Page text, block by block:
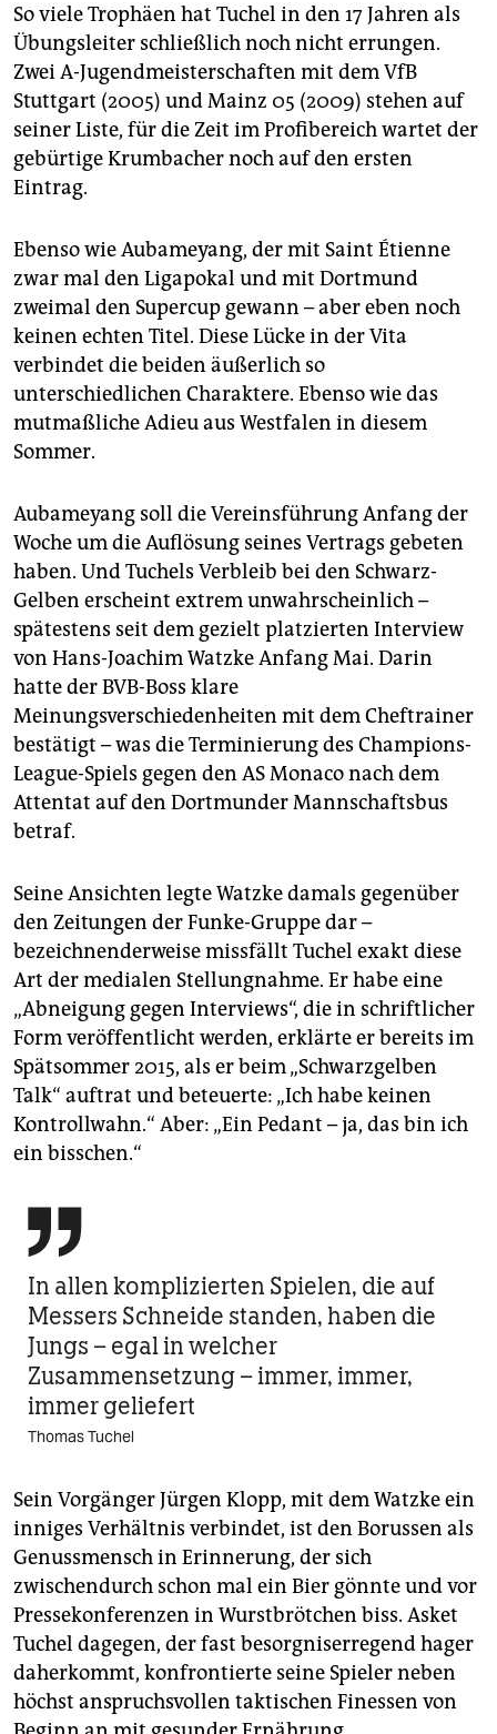
So viele Trophäen hat Tuchel in den 17 Jahren als
Übungsleiter schließlich noch nicht errungen.
Zwei A-Jugendmeisterschaften mit dem VfB
Stuttgart (2005) und Mainz 05 (2009) stehen auf
seiner Liste, für die Zeit im Profibereich wartet der
gebürtige Krumbacher noch auf den ersten
Eintrag.
Ebenso wie Aubameyang, der mit Saint Étienne
zwar mal den Ligapokal und mit Dortmund
zweimal den Supercup gewann – aber eben noch
keinen echten Titel. Diese Lücke in der Vita
verbindet die beiden äußerlich so
unterschiedlichen Charaktere. Ebenso wie das
mutmaßliche Adieu aus Westfalen in diesem
Sommer.
Aubameyang soll die Vereinsführung Anfang der
Woche um die Auflösung seines Vertrags gebeten
haben. Und Tuchels Verbleib bei den Schwarz-
Gelben erscheint extrem unwahrscheinlich –
spätestens seit dem gezielt platzierten Interview
von Hans-Joachim Watzke Anfang Mai. Darin
hatte der BVB-Boss klare
Meinungsverschiedenheiten mit dem Cheftrainer
bestätigt – was die Terminierung des Champions-
League-Spiels gegen den AS Monaco nach dem
Attentat auf den Dortmunder Mannschaftsbus
betraf.
Seine Ansichten legte Watzke damals gegenüber
den Zeitungen der Funke-Gruppe dar –
bezeichnenderweise missfällt Tuchel exakt diese
Art der medialen Stellungnahme. Er habe eine
„Abneigung gegen Interviews“, die in schriftlicher
Form veröffentlicht werden, erklärte er bereits im
Spätsommer 2015, als er beim „Schwarzgelben
Talk“ auftrat und beteuerte: „Ich habe keinen
Kontrollwahn.“ Aber: „Ein Pedant – ja, das bin ich
ein bisschen.“

In allen komplizierten Spielen, die auf
Messers Schneide standen, haben die
Jungs – egal in ­welcher
Zusammensetzung – immer, immer,
immer geliefert
Thomas Tuchel
Sein Vorgänger Jürgen Klopp, mit dem Watzke ein
inniges Verhältnis verbindet, ist den Borussen als
Genussmensch in Erinnerung, der sich
zwischendurch schon mal ein Bier gönnte und vor
Pressekonferenzen in Wurstbrötchen biss. Asket
Tuchel dagegen, der fast besorgniserregend hager
daherkommt, konfrontierte seine Spieler neben
höchst anspruchsvollen taktischen Finessen von